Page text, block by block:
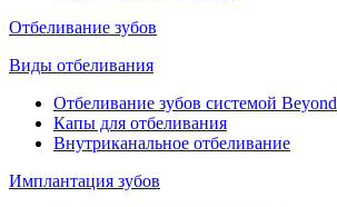
Отбеливание зубов
Виды отбеливания
Отбеливание зубов системой Beyond
Капы для отбеливания
Внутриканальное отбеливание
Имплантация зубов